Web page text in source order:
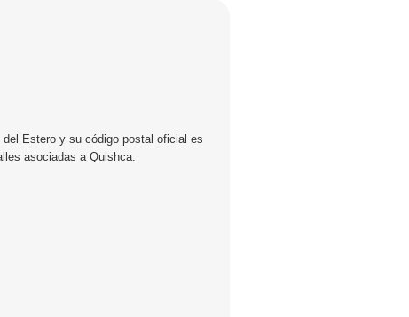
Estero y su código postal oficial es
asociadas a Quishca.